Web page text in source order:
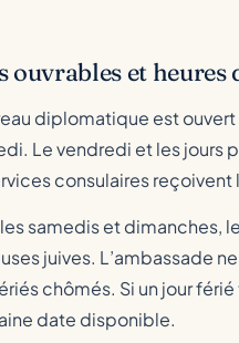
ouvrables et heures
diplomatique est
Le vendredi et les jours
consulaires
samedis et dimanches,
juives. L’ambassade
chômés. Si un jour
date disponible.